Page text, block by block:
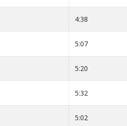
4:38
5:07
5:20
5:32
5:02